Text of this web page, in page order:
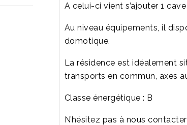
A celui-ci vient s’ajouter 1
Au niveau équipements, il
domotique.
La résidence est idéalement
transports en commun, axes
Classe énergétique : B
N’hésitez pas à nous